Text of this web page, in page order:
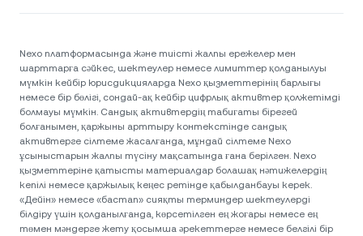
Nexo платформасында және тиісті жалпы ережелер мен
шарттарға сәйкес, шектеулер немесе лимиттер қолданылуы
мүмкін кейбір юрисдикцияларда Nexo қызметтерінің барлығы
немесе бір бөлігі, сондай-ақ кейбір цифрлық активтер қолжетімді
болмауы мүмкін. Сандық активтердің табиғаты бірегей
болғанымен, қаржыны арттыру контекстінде сандық
активтерге сілтеме жасалғанда, мұндай сілтеме Nexo
ұсыныстарын жалпы түсіну мақсатында ғана берілген. Nexo
қызметтеріне қатысты материалдар болашақ нәтижелердің
кепілі немесе қаржылық кеңес ретінде қабылданбауы керек.
«Дейін» немесе «бастап» сияқты терминдер шектеулерді
білдіру үшін қолданылғанда, көрсетілген ең жоғары немесе ең
төмен мәндерге жету қосымша әрекеттерге немесе белгілі бір